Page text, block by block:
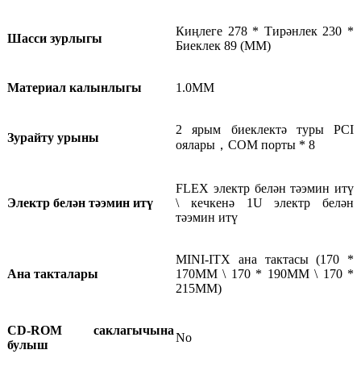
Шасси зурлыгы
Киңлеге 278 * Тирәнлек 230 *
Биеклек 89 (ММ)
Материал калынлыгы 1.0ММ
Зурайту урыны
2 ярым биеклектә туры PCI
оялары ， COM порты * 8
Электр белән тәэмин итү
FLEX электр белән тәэмин итү
\ кечкенә 1U электр белән
тәэмин итү
Ана такталары
MINI-ITX ана тактасы (170 *
170ММ \ 170 * 190ММ \ 170 *
215ММ)
CD-ROM саклагычына
булыш
No